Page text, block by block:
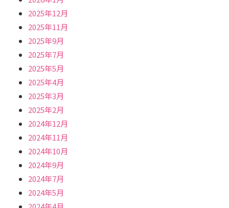
2025年12月
2025年11月
2025年9月
2025年7月
2025年5月
2025年4月
2025年3月
2025年2月
2024年12月
2024年11月
2024年10月
2024年9月
2024年7月
2024年5月